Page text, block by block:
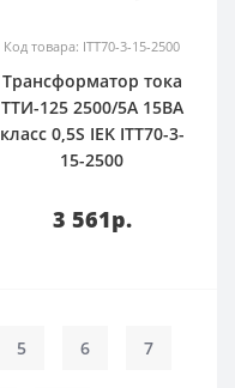
Код товара: ITT70-3-15-2500
Трансформатор тока
ТТИ-125 2500/5А 15ВА
класс 0,5S IEK ITT70-3-
15-2500
3 561р.
5 6 7